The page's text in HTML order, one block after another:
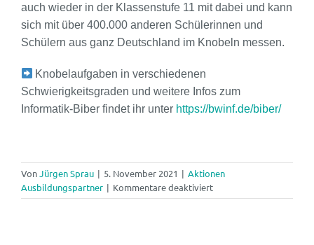
auch wieder in der Klassenstufe 11 mit dabei und kann
sich mit über 400.000 anderen Schülerinnen und
Schülern aus ganz Deutschland im Knobeln messen.
Knobelaufgaben in verschiedenen
Schwierigkeitsgraden und weitere Infos zum
Informatik-Biber findet ihr unter https://bwinf.de/biber/
VonJürgen Sprau | 5. November 2021 | Aktionen
Ausbildungspartner | Kommentare deaktiviertfür
Informatik